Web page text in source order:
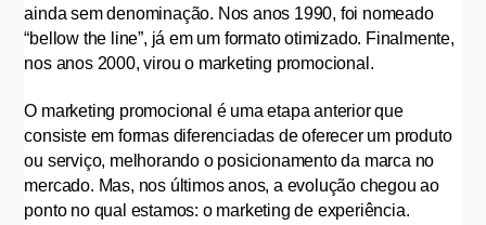
ainda sem denominação. Nos anos 1990, foi nomeado
“bellow the line”, já em um formato otimizado. Finalmente,
nos anos 2000, virou o marketing promocional.
O marketing promocional é uma etapa anterior que
consiste em formas diferenciadas de oferecer um produto
ou serviço, melhorando o posicionamento da marca no
mercado. Mas, nos últimos anos, a evolução chegou ao
ponto no qual estamos: o marketing de experiência.